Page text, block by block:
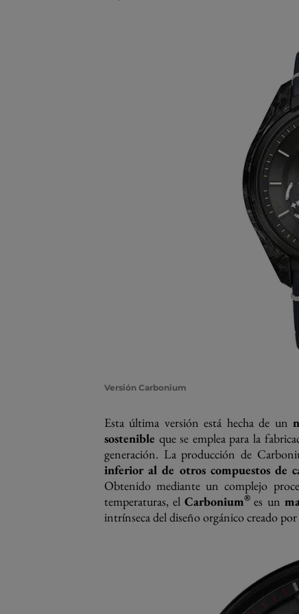
Versión Carbonium
Esta última versión está hecha de un
sostenible que se emplea para la
generación. La producción de
inferior al de otros compuestos de
Obtenido mediante un complejo
temperaturas, elCarbonium® es un
intrínseca del diseño orgánico creado